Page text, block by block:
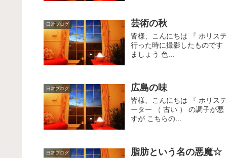
日常ブログ 芸術の秋
皆様、こんにちは 『 ホリス
行った時に撮影したものです
ましょう 色...
日常ブログ 広島の味
皆様、こんにちは 『 ホリス
ーター （ 古い ） の調子が
すが こちらの...
日常ブログ 脂肪という名の悪魔☆